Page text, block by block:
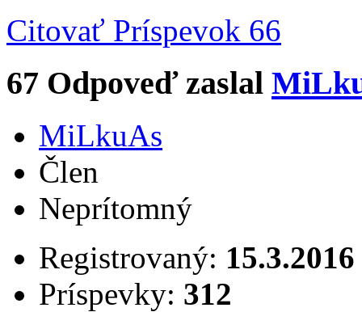
Citovať Príspevok 66
67 Odpoveď zaslal
MiLkuAs
Člen
Neprítomný
Registrovaný: 15.3.2016
Príspevky: 312